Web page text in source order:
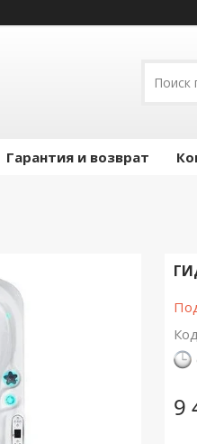
Гарантия и возврат
9